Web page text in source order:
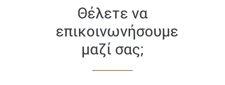
Θέλετε να
επικοινωνήσουμε
μαζί σας;